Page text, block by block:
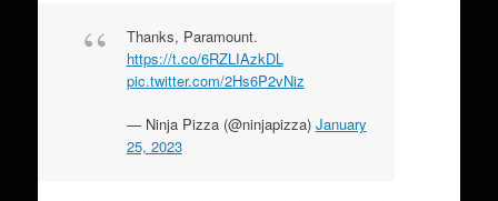
Thanks, Paramount.
https://t.co/6RZLIAzkDL
pic.twitter.com/2Hs6P2vNiz
— Ninja Pizza (@ninjapizza) January
25, 2023